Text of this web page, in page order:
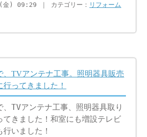
金) 09:29 ｜ カテゴリー： リフォーム
、TVアンテナ工事。照明器具販売
ってきました！
、TVアンテナ工事、照明器具取り
てきました！和室にも増設テレビ
いました！